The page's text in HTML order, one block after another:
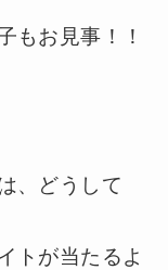
もお見事！！
、どうして
トが当たるよ